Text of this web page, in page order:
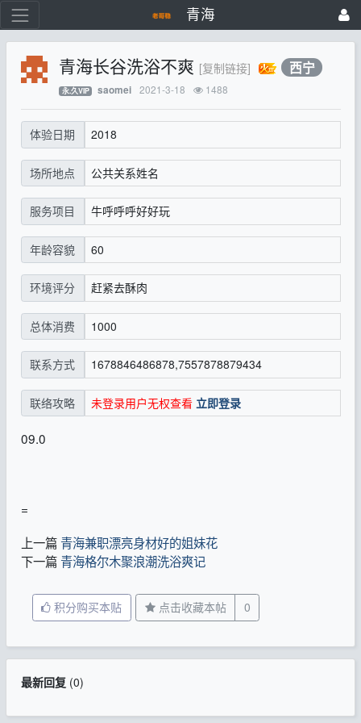
青海
青海长谷洗浴不爽 [复制链接] 西宁
永.久VIP saomei 2021-3-18 1488
体验日期 2018
场所地点 公共关系姓名
服务项目 牛呼呼呼好好玩
年龄容貌 60
环境评分 赶紧去酥肉
总体消费 1000
联系方式 1678846486878,7557878879434
联络攻略 未登录用户无权查看 立即登录
09.0
=
上一篇 青海兼职漂亮身材好的姐妹花
下一篇 青海格尔木聚浪潮洗浴爽记
积分购买本贴 点击收藏本帖 0
最新回复(0)